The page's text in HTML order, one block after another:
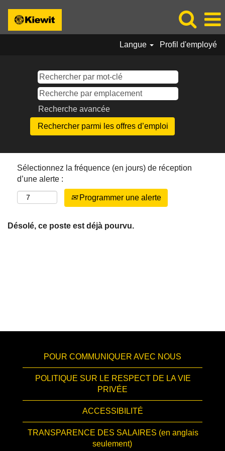
Langue Profil d'employé
Recherche avancée
Sélectionnez la fréquence (en jours) de réception
d’une alerte :
Programmer une alerte
Désolé, ce poste est déjà pourvu.
POUR COMMUNIQUER AVEC NOUS
POLITIQUE SUR LE RESPECT DE LA VIE
PRIVÉE
ACCESSIBILITÉ
TRANSPARENCE DES SALAIRES (en anglais
seulement)